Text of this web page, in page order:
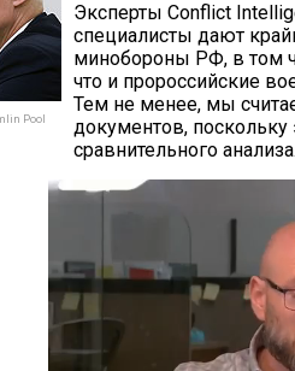
Pool
Эксперты Conflict
специалисты дают
минобороны РФ, в том
что и пророссийские
Тем не менее, мы
документов,
сравнительного анализа.